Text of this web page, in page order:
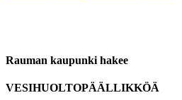
Rauman kaupunki hakee
VESIHUOLTOPÄÄLLIKKÖÄ